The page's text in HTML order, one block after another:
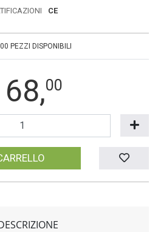
CE
PEZZI DISPONIBILI
68,00